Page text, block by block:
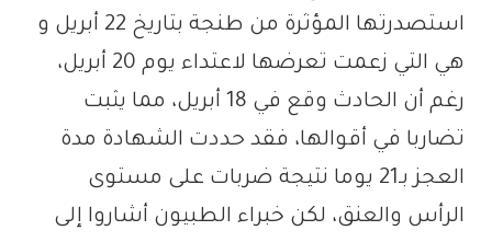
استصدرتها المؤثرة من طنجة بتاريخ 22 أبريل و
هي التي زعمت تعرضها لاعتداء يوم 20 أبريل،
رغم أن الحادث وقع في 18 أبريل، مما يثبت
تضاربا في أقوالها، فقد حددت الشهادة مدة
العجز بـ21 يوما نتيجة ضربات على مستوى
الرأس والعنق، لكن خبراء الطبيون أشاروا إلى